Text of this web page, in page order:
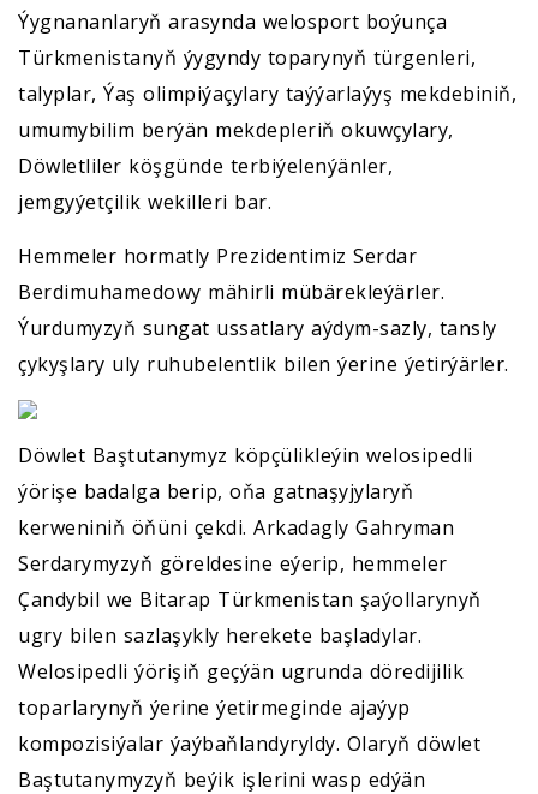
Ýygnananlaryň arasynda welosport boýunça
Türkmenistanyň ýygyndy toparynyň türgenleri,
talyplar, Ýaş olimpiýaçylary taýýarlaýyş mekdebiniň,
umumybilim berýän mekdepleriň okuwçylary,
Döwletliler köşgünde terbiýelenýänler,
jemgyýetçilik wekilleri bar.
Hemmeler hormatly Prezidentimiz Serdar
Berdimuhamedowy mähirli mübärekleýärler.
Ýurdumyzyň sungat ussatlary aýdym-sazly, tansly
çykyşlary uly ruhubelentlik bilen ýerine ýetirýärler.
Döwlet Baştutanymyz köpçülikleýin welosipedli
ýörişe badalga berip, oňa gatnaşyjylaryň
kerweniniň öňüni çekdi. Arkadagly Gahryman
Serdarymyzyň göreldesine eýerip, hemmeler
Çandybil we Bitarap Türkmenistan şaýollarynyň
ugry bilen sazlaşykly herekete başladylar.
Welosipedli ýörişiň geçýän ugrunda döredijilik
toparlarynyň ýerine ýetirmeginde ajaýyp
kompozisiýalar ýaýbaňlandyryldy. Olaryň döwlet
Baştutanymyzyň beýik işlerini wasp edýän